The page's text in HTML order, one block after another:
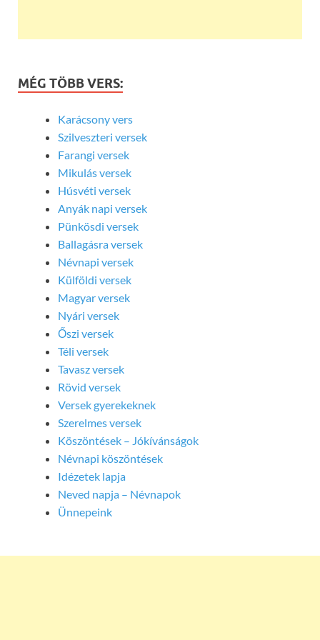
MÉG TÖBB VERS:
Karácsony vers
Szilveszteri versek
Farangi versek
Mikulás versek
Húsvéti versek
Anyák napi versek
Pünkösdi versek
Ballagásra versek
Névnapi versek
Külföldi versek
Magyar versek
Nyári versek
Őszi versek
Téli versek
Tavasz versek
Rövid versek
Versek gyerekeknek
Szerelmes versek
Köszöntések – Jókívánságok
Névnapi köszöntések
Idézetek lapja
Neved napja – Névnapok
Ünnepeink